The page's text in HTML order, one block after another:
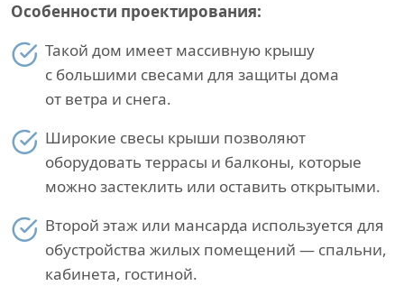
Особенности проектирования:
Такой дом имеет массивную крышу
с большими свесами для защиты дома
от ветра и снега.
Широкие свесы крыши позволяют
оборудовать террасы и балконы, которые
можно застеклить или оставить открытыми.
Второй этаж или мансарда используется для
обустройства жилых помещений — спальни,
кабинета, гостиной.